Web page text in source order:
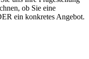
ob Sie eine
ein konkretes Angebot.